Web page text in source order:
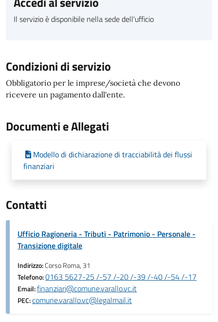
Il servizio è disponibile nella sede dell'ufficio
Condizioni di servizio
Obbligatorio per le imprese/società che devono
ricevere un pagamento dall'ente.
Documenti e Allegati
Modello di dichiarazione di tracciabilità dei flussi
finanziari
Contatti
Ufficio Ragioneria - Tributi - Patrimonio - Personale -
Transizione digitale
Indirizzo:Corso Roma, 31
Telefono:0163 5627-25 /-57 /-20 /-39 /-40 /-54 /-17
Email:finanziari@comune.varallo.vc.it
PEC:comune.varallo.vc@legalmail.it